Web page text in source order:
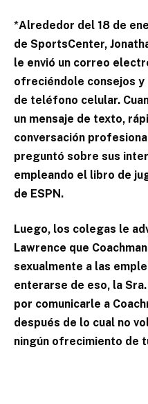
*Alrededor del 18 de
de SportsCenter,
le envió un correo
ofreciéndole consejos y
de teléfono celular.
un mensaje de texto,
conversación
preguntó sobre sus
empleando el libro de
de ESPN.
Luego, los colegas le
Lawrence que
sexualmente a las
enterarse de eso, la
por comunicarle a
después de lo cual no
ningún ofrecimiento de